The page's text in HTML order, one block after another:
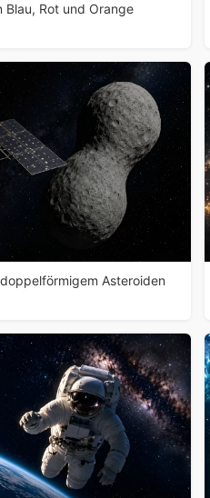
Rot und Orange
Asteroiden